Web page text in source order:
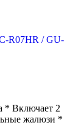
R07HR / GU-
* Включает 2
жалюзи *